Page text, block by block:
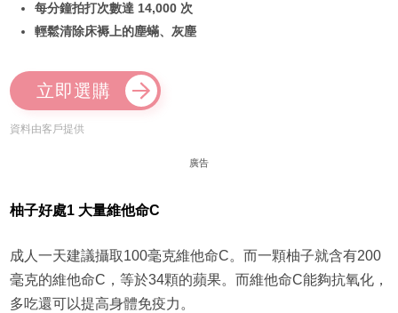
每分鐘拍打次數達 14,000 次
輕鬆清除床褥上的塵蟎、灰塵
立即選購
資料由客戶提供
廣告
柚子好處1 大量維他命C
成人一天建議攝取100毫克維他命C。而一顆柚子就含有200
毫克的維他命C，等於34顆的蘋果。而維他命C能夠抗氧化，
多吃還可以提高身體免疫力。